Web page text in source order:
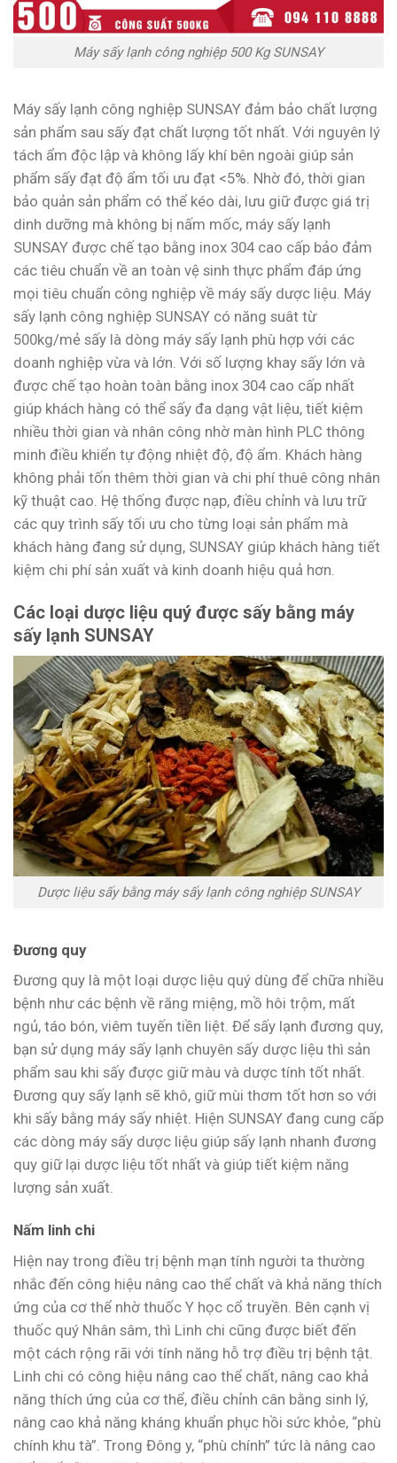
Máy sấy lạnh công nghiệp 500 Kg SUNSAY
Máy sấy lạnh công nghiệp SUNSAY đảm bảo chất lượng
sản phẩm sau sấy đạt chất lượng tốt nhất. Với nguyên lý
tách ẩm độc lập và không lấy khí bên ngoài giúp sản
phẩm sấy đạt độ ẩm tối ưu đạt <5%. Nhờ đó, thời gian
bảo quản sản phẩm có thể kéo dài, lưu giữ được giá trị
dinh dưỡng mà không bị nấm mốc, máy sấy lạnh
SUNSAY được chế tạo bằng inox 304 cao cấp bảo đảm
các tiêu chuẩn về an toàn vệ sinh thực phẩm đáp ứng
mọi tiêu chuẩn công nghiệp về máy sấy dược liệu. Máy
sấy lạnh công nghiệp SUNSAY có năng suât từ
500kg/mẻ sấy là dòng máy sấy lạnh phù hợp với các
doanh nghiệp vừa và lớn. Với số lượng khay sấy lớn và
được chế tạo hoàn toàn bằng inox 304 cao cấp nhất
giúp khách hàng có thể sấy đa dạng vật liệu, tiết kiệm
nhiều thời gian và nhân công nhờ màn hình PLC thông
minh điều khiển tự động nhiệt độ, độ ẩm. Khách hàng
không phải tốn thêm thời gian và chi phí thuê công nhân
kỹ thuật cao. Hệ thống được nạp, điều chỉnh và lưu trữ
các quy trình sấy tối ưu cho từng loại sản phẩm mà
khách hàng đang sử dụng, SUNSAY giúp khách hàng tiết
kiệm chi phí sản xuất và kinh doanh hiệu quả hơn.
Các loại dược liệu quý được sấy bằng máy
sấy lạnh SUNSAY
Dược liệu sấy bằng máy sấy lạnh công nghiệp SUNSAY
Đương quy
Đương quy là một loại dược liệu quý dùng để chữa nhiều
bệnh như các bệnh về răng miệng, mồ hôi trộm, mất
ngủ, táo bón, viêm tuyến tiền liệt. Để sấy lạnh đương quy,
bạn sử dụng máy sấy lạnh chuyên sấy dược liệu thì sản
phẩm sau khi sấy được giữ màu và dược tính tốt nhất.
Đương quy sấy lạnh sẽ khô, giữ mùi thơm tốt hơn so với
khi sấy bằng máy sấy nhiệt. Hiện SUNSAY đang cung cấp
các dòng máy sấy dược liệu giúp sấy lạnh nhanh đương
quy giữ lại dược liệu tốt nhất và giúp tiết kiệm năng
lượng sản xuất.
Nấm linh chi
Hiện nay trong điều trị bệnh mạn tính người ta thường
nhắc đến công hiệu nâng cao thể chất và khả năng thích
ứng của cơ thể nhờ thuốc Y học cổ truyền. Bên cạnh vị
thuốc quý Nhân sâm, thì Linh chi cũng được biết đến
một cách rộng rãi với tính năng hỗ trợ điều trị bệnh tật.
Linh chi có công hiệu nâng cao thể chất, nâng cao khả
năng thích ứng của cơ thể, điều chỉnh cân bằng sinh lý,
nâng cao khả năng kháng khuẩn phục hồi sức khỏe, “phù
chính khu tà”. Trong Đông y, “phù chính” tức là nâng cao